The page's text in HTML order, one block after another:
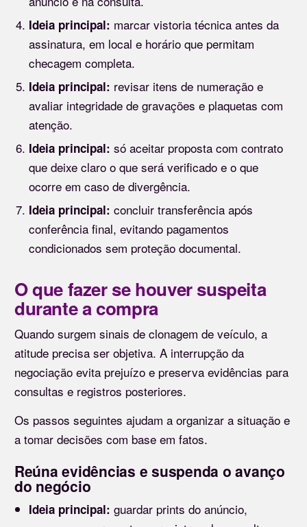
Ideia principal: marcar vistoria técnica antes da
assinatura, em local e horário que permitam
checagem completa.
Ideia principal: revisar itens de numeração e
avaliar integridade de gravações e plaquetas com
atenção.
Ideia principal: só aceitar proposta com contrato
que deixe claro o que será verificado e o que
ocorre em caso de divergência.
Ideia principal: concluir transferência após
conferência final, evitando pagamentos
condicionados sem proteção documental.
O que fazer se houver suspeita
durante a compra
Quando surgem sinais de clonagem de veículo, a
atitude precisa ser objetiva. A interrupção da
negociação evita prejuízo e preserva evidências para
consultas e registros posteriores.
Os passos seguintes ajudam a organizar a situação e
a tomar decisões com base em fatos.
Reúna evidências e suspenda o avanço
do negócio
Ideia principal: guardar prints do anúncio,